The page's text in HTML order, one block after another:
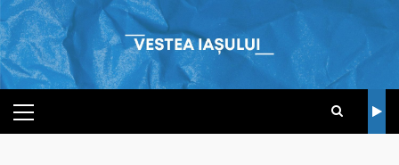
Skip
to
content
PRIMARY
MENU